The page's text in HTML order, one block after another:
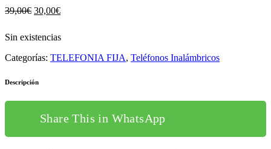
39,00€ El
original
era:
39,00€.
30,00€El
es:
30,00€.
Sin existencias
Categorías: TELEFONIA FIJA, Teléfonos Inalámbricos
Descripción
Share This in WhatsApp